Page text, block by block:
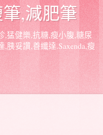
筆,減肥筆
,猛健樂,抗糖,瘦小腹,糖尿
胰妥讚,善纖達.Saxenda,瘦